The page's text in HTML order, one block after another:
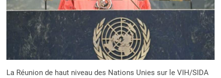
La Réunion de haut niveau des Nations Unies sur le VIH/SIDA